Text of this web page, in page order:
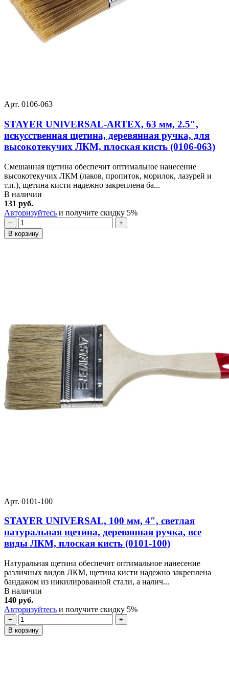
Арт. 0106-063
STAYER UNIVERSAL-ARTEX, 63 мм, 2.5″,
искусственная щетина, деревянная ручка, для
высокотекучих ЛКМ, плоская кисть (0106-063)
Смешанная щетина обеспечит оптимальное нанесение
высокотекучих ЛКМ (лаков, пропиток, морилок, лазурей и
т.п.), щетина кисти надежно закреплена ба...
В наличии
131 руб.
Авторизуйтесь и получите скидку 5%
−
+
В корзину
Арт. 0101-100
STAYER UNIVERSAL, 100 мм, 4″, светлая
натуральная щетина, деревянная ручка, все
виды ЛКМ, плоская кисть (0101-100)
Натуральная щетина обеспечит оптимальное нанесение
различных видов ЛКМ, щетина кисти надежно закреплена
бандажом из никилированной стали, а налич...
В наличии
140 руб.
Авторизуйтесь и получите скидку 5%
−
+
В корзину